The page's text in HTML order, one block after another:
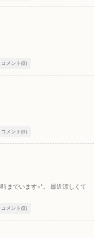
コメント(0)
コメント(0)
までいます✧︎*。 最近涼しくて
コメント(0)